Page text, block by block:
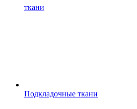
ткани
Подкладочные ткани